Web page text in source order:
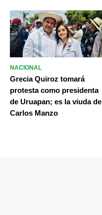
NACIONAL
Grecia Quiroz tomará
protesta como presidenta
de Uruapan; es la viuda de
Carlos Manzo